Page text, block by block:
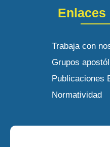
Enlaces
Trabaja con
Grupos
Publicaciones
Normatividad